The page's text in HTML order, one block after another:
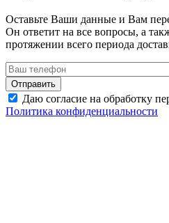
Оставьте Ваши данные и Вам
Он ответит на все вопросы, а
протяжении всего периода
Даю согласие на обработку
Политика конфиденциальности